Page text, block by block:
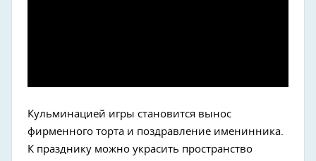
Кульминацией игры становится вынос
фирменного торта и поздравление именинника.
К празднику можно украсить пространство